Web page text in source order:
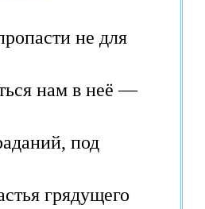
не для
нам в неё —
под
грядущего